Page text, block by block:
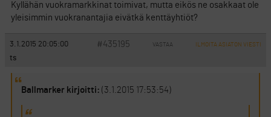
Kyllähän vuokramarkkinat toimivat, mutta eikös ne osakkaat ole
yleisimmin vuokranantajia eivätkä kenttäyhtiöt?
3.1.2015 20:05:00 #435195 VASTAA ILMOITA ASIATON VIESTI
ts
Ballmarker kirjoitti: (3.1.2015 17:53:54)